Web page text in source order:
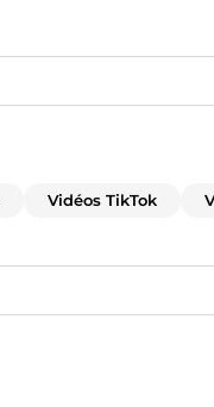
Vidéos TikTok